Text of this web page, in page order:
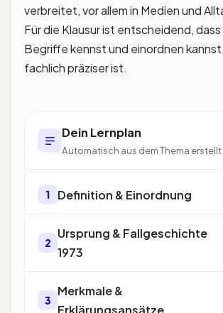
verbreitet, vor allem in Medien und
Für die Klausur ist entscheidend,
Begriffe kennst und einordnen
fachlich präziser ist.
Dein Lernplan
Automatisch aus dem Thema erstellt
1 Definition & Einordnung
2
Ursprung & Fallgeschichte
1973
3
Merkmale &
Erklärungsansätze